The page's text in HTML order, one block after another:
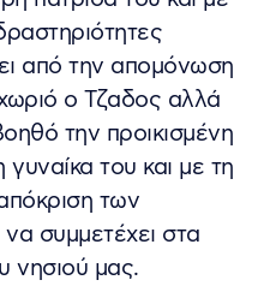
από την απομόνωση
ο Τζαδος αλλά
την προικισμένη
γυναίκα του και με τη
των
συμμετέχει στα
νησιού μας.